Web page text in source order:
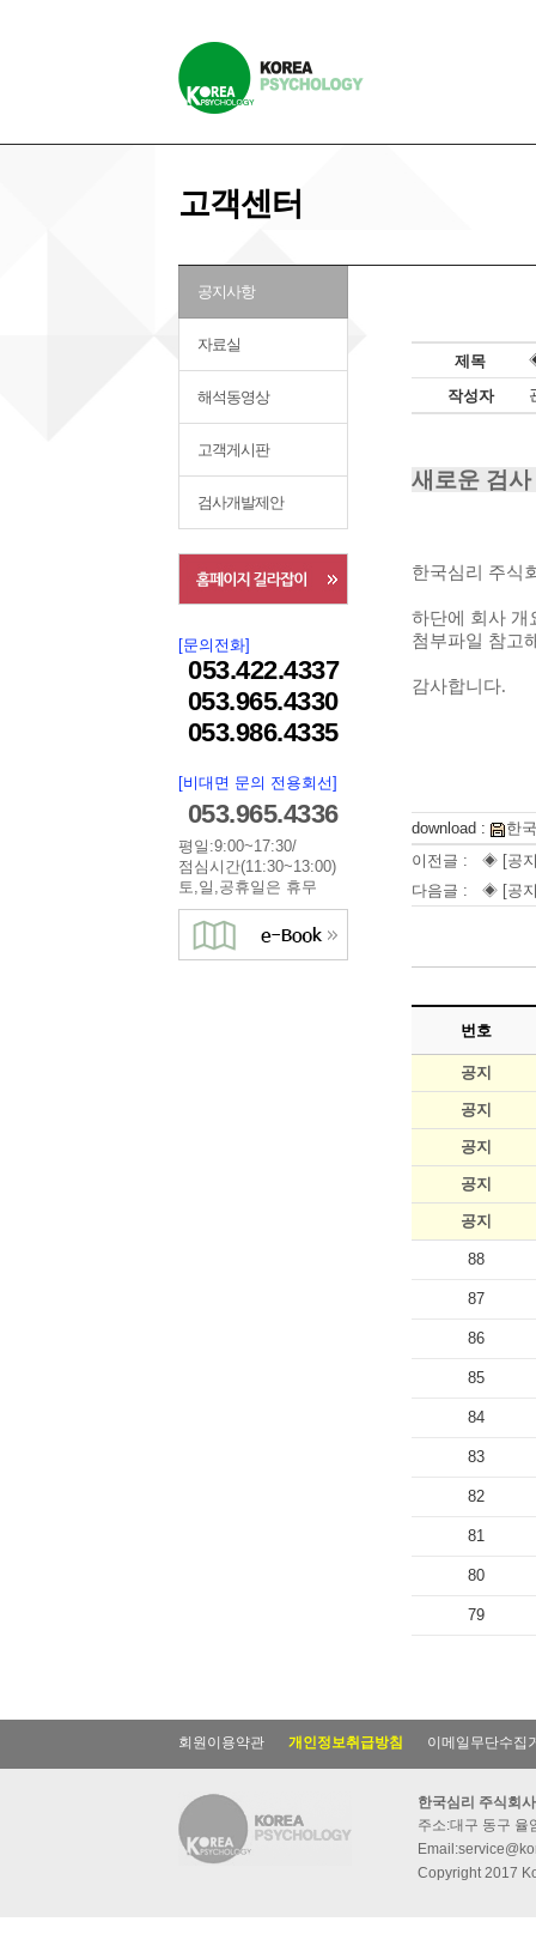
고객센터
공지사항
자료실
해석동영상
고객게시판
검사개발제안
[문의전화]
053.422.4337
053.965.4330
053.986.4335
[비대면 문의 전용회선]
053.965.4336
평일:9:00~17:30/
점심시간(11:30~13:00)
토,일,공휴일은 휴무
제목
작성자
새로운 검사
한국심리 주식
하단에 회사 개
첨부파일 참고
감사합니다.
download :
한
이전글 : ◈ [공
다음글 : ◈ [공
번호
공지
공지
공지
공지
공지
88
87
86
85
84
83
82
81
80
79
회원이용약관 개인정보취급방침 이메일무단수집
한국심리 주식회사
주소:대구 동구 율
Copyright 2017